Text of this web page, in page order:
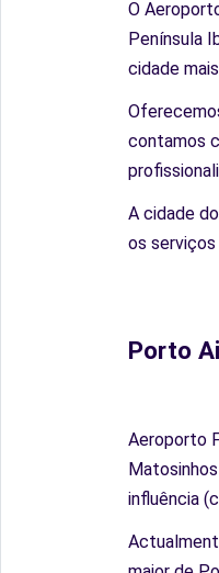
O
Península
cidade
contamos
A cidade
os serviços
Porto
Aeroporto
influência